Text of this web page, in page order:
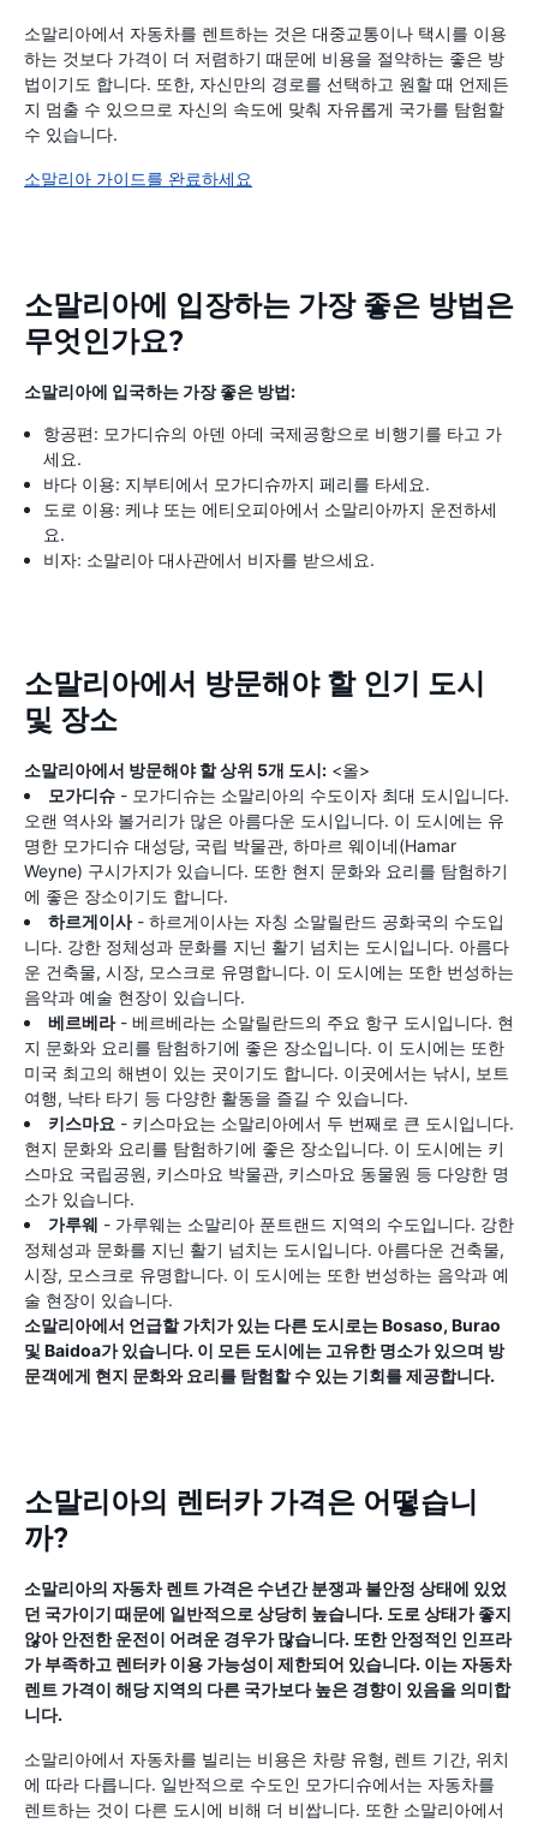
소말리아에서 자동차를 렌트하는 것은 대중교통이나 택시를 이용
하는 것보다 가격이 더 저렴하기 때문에 비용을 절약하는 좋은 방
법이기도 합니다. 또한, 자신만의 경로를 선택하고 원할 때 언제든
지 멈출 수 있으므로 자신의 속도에 맞춰 자유롭게 국가를 탐험할
수 있습니다.
소말리아 가이드를 완료하세요
소말리아에 입장하는 가장 좋은 방법은
무엇인가요?
소말리아에 입국하는 가장 좋은 방법:
항공편: 모가디슈의 아덴 아데 국제공항으로 비행기를 타고 가
세요.
바다 이용: 지부티에서 모가디슈까지 페리를 타세요.
도로 이용: 케냐 또는 에티오피아에서 소말리아까지 운전하세
요.
비자: 소말리아 대사관에서 비자를 받으세요.
소말리아에서 방문해야 할 인기 도시
및 장소
소말리아에서 방문해야 할 상위 5개 도시: <올>
모가디슈 - 모가디슈는 소말리아의 수도이자 최대 도시입니다.
오랜 역사와 볼거리가 많은 아름다운 도시입니다. 이 도시에는 유
명한 모가디슈 대성당, 국립 박물관, 하마르 웨이네(Hamar
Weyne) 구시가지가 있습니다. 또한 현지 문화와 요리를 탐험하기
에 좋은 장소이기도 합니다.
하르게이사- 하르게이사는 자칭 소말릴란드 공화국의 수도입
니다. 강한 정체성과 문화를 지닌 활기 넘치는 도시입니다. 아름다
운 건축물, 시장, 모스크로 유명합니다. 이 도시에는 또한 번성하는
음악과 예술 현장이 있습니다.
베르베라- 베르베라는 소말릴란드의 주요 항구 도시입니다. 현
지 문화와 요리를 탐험하기에 좋은 장소입니다. 이 도시에는 또한
미국 최고의 해변이 있는 곳이기도 합니다. 이곳에서는 낚시, 보트
여행, 낙타 타기 등 다양한 활동을 즐길 수 있습니다.
키스마요 - 키스마요는 소말리아에서 두 번째로 큰 도시입니다.
현지 문화와 요리를 탐험하기에 좋은 장소입니다. 이 도시에는 키
스마요 국립공원, 키스마요 박물관, 키스마요 동물원 등 다양한 명
소가 있습니다.
가루웨 - 가루웨는 소말리아 푼트랜드 지역의 수도입니다. 강한
정체성과 문화를 지닌 활기 넘치는 도시입니다. 아름다운 건축물,
시장, 모스크로 유명합니다. 이 도시에는 또한 번성하는 음악과 예
술 현장이 있습니다.
소말리아에서 언급할 가치가 있는 다른 도시로는 Bosaso, Burao
및 Baidoa가 있습니다. 이 모든 도시에는 고유한 명소가 있으며 방
문객에게 현지 문화와 요리를 탐험할 수 있는 기회를 제공합니다.
소말리아의 렌터카 가격은 어떻습니
까?
소말리아의 자동차 렌트 가격은 수년간 분쟁과 불안정 상태에 있었
던 국가이기 때문에 일반적으로 상당히 높습니다. 도로 상태가 좋지
않아 안전한 운전이 어려운 경우가 많습니다. 또한 안정적인 인프라
가 부족하고 렌터카 이용 가능성이 제한되어 있습니다. 이는 자동차
렌트 가격이 해당 지역의 다른 국가보다 높은 경향이 있음을 의미합
니다.
소말리아에서 자동차를 빌리는 비용은 차량 유형, 렌트 기간, 위치
에 따라 다릅니다. 일반적으로 수도인 모가디슈에서는 자동차를
렌트하는 것이 다른 도시에 비해 더 비쌉니다. 또한 소말리아에서